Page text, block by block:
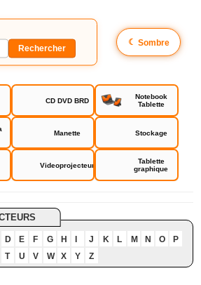
☾ Sombre
CD DVD BRD
Notebook
Tablette
Manette Stockage
Videoprojecteur
Tablette
graphique
D E F G H J K L M N O
P
T
U V W X Y Z